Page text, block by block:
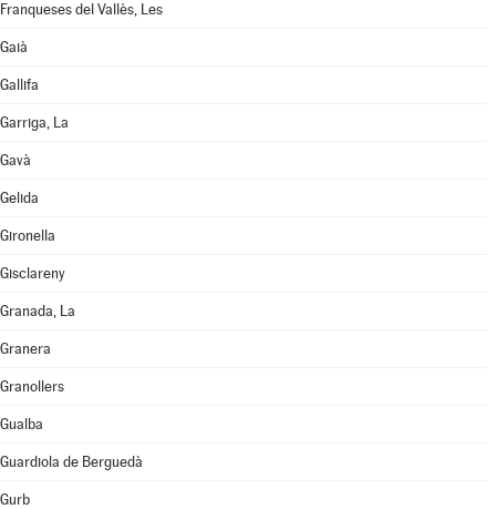
Franqueses del Vallès, Les
Gaià
Gallifa
Garriga, La
Gavà
Gelida
Gironella
Gisclareny
Granada, La
Granera
Granollers
Gualba
Guardiola de Berguedà
Gurb